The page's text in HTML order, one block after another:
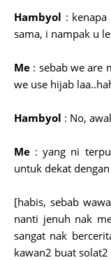
Hambyol :
sama, i nampak u
Me : sebab we are
we use hijab
Hambyol : No,
Me : yang ni
untuk dekat
[habis, sebab
nanti jenuh nak
sangat nak
kawan2 buat